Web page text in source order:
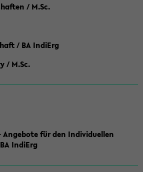
/ M.Sc.
/ BA IndiErg
/ M.Sc.
Angebote für den Individuellen
IndiErg